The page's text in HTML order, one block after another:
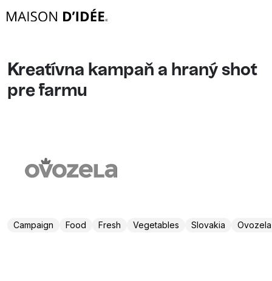
Kreatívna kampaň a hraný shot
pre farmu
Campaign Food Fresh Vegetables Slovakia Ovozela